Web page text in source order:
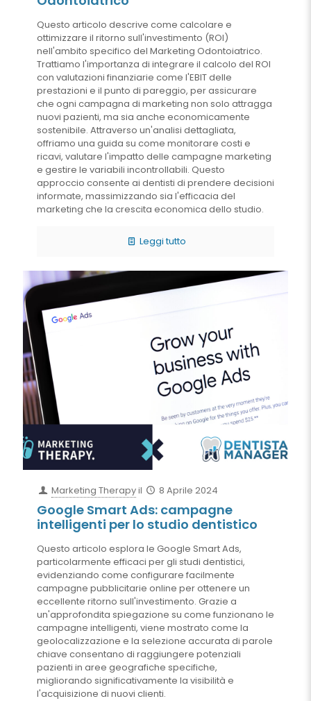
Questo articolo descrive come calcolare e
ottimizzare il ritorno sull'investimento (ROI)
nell'ambito specifico del Marketing Odontoiatrico.
Trattiamo l'importanza di integrare il calcolo del ROI
con valutazioni finanziarie come l'EBIT delle
prestazioni e il punto di pareggio, per assicurare
che ogni campagna di marketing non solo attragga
nuovi pazienti, ma sia anche economicamente
sostenibile. Attraverso un'analisi dettagliata,
offriamo una guida su come monitorare costi e
ricavi, valutare l'impatto delle campagne marketing
e gestire le variabili incontrollabili. Questo
approccio consente ai dentisti di prendere decisioni
informate, massimizzando sia l'efficacia del
marketing che la crescita economica dello studio.
Leggi tutto
Marketing Therapyil 8 Aprile 2024
Google Smart Ads: campagne
intelligenti per lo studio dentistico
Questo articolo esplora le Google Smart Ads,
particolarmente efficaci per gli studi dentistici,
evidenziando come configurare facilmente
campagne pubblicitarie online per ottenere un
eccellente ritorno sull'investimento. Grazie a
un'approfondita spiegazione su come funzionano le
campagne intelligenti, viene mostrato come la
geolocalizzazione e la selezione accurata di parole
chiave consentano di raggiungere potenziali
pazienti in aree geografiche specifiche,
migliorando significativamente la visibilità e
l'acquisizione di nuovi clienti.